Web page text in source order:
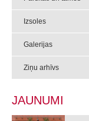
Izsoles
Galerijas
Ziņu arhīvs
JAUNUMI